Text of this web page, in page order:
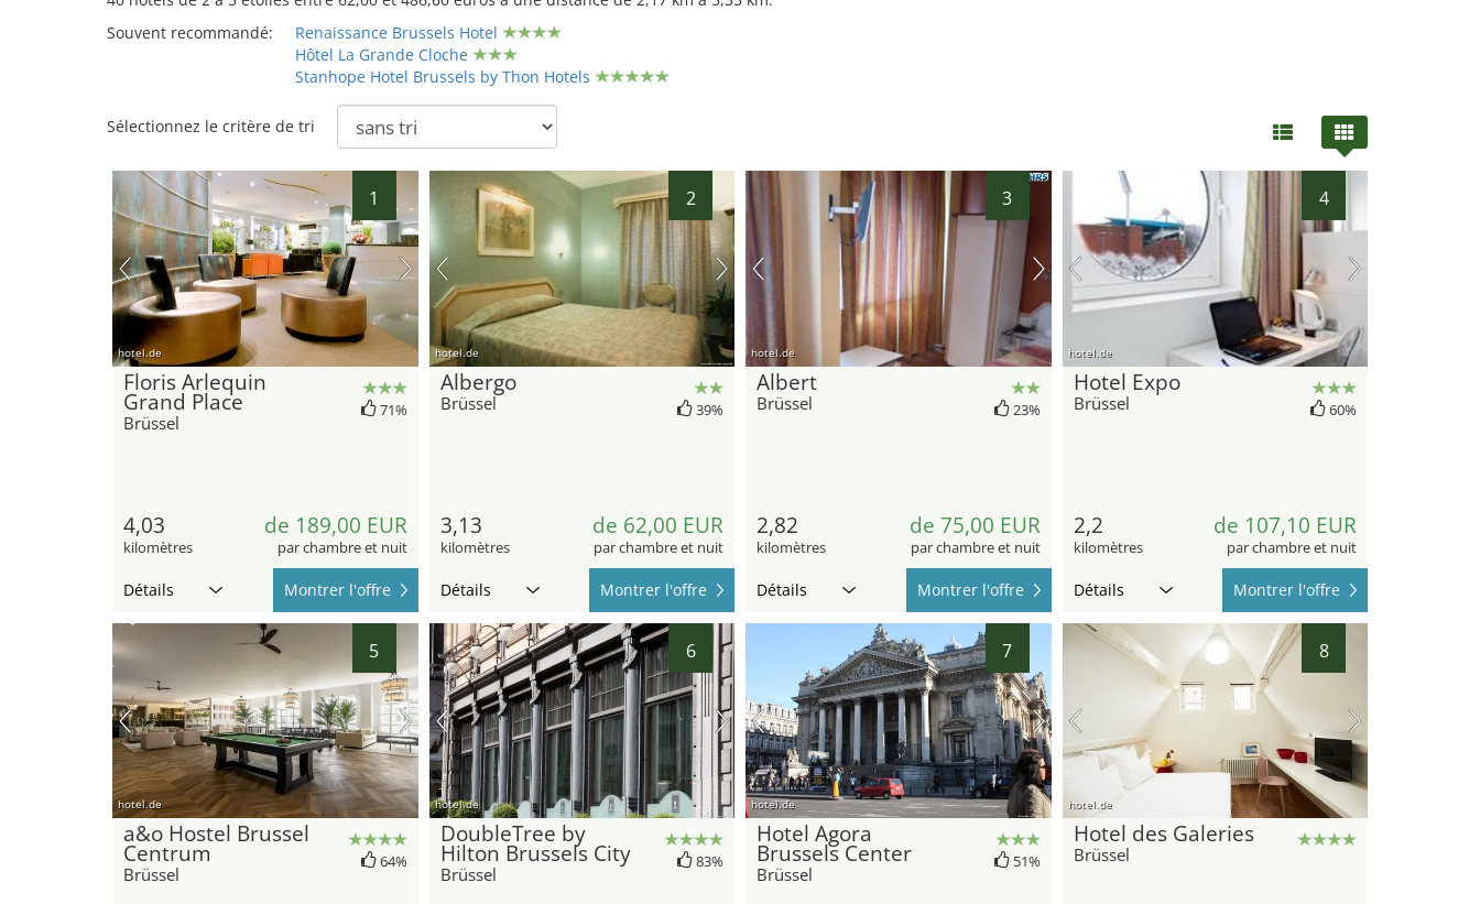
Souvent recommandé:
Renaissance Brussels Hotel
Hôtel La Grande Cloche
Stanhope Hotel Brussels by Thon Hotels
Sélectionnez le critère de tri
1
hotel.de
Floris Arlequin
Grand Place
Brüssel
71%
4,03
kilomètres
de 189,00 EUR
par chambre et nuit
Détails Montrer l'offre
2
hotel.de
Albergo
Brüssel 39%
3,13
kilomètres
de 62,00 EUR
par chambre et nuit
Détails Montrer l'offre
3
hotel.de
Albert
Brüssel 23%
2,82
kilomètres
de 75,00 EUR
par chambre et nuit
Détails Montrer l'offre
4
hotel.de
Hotel Expo
Brüssel 60%
2,2
kilomètres
de 107,10 EUR
par chambre et nuit
Détails Montrer l'offre
5
hotel.de
a&o Hostel Brussel
Centrum
Brüssel
64%
6
hotel.de
DoubleTree by
Hilton Brussels City
Brüssel
83%
7
hotel.de
Hotel Agora
Brussels Center
Brüssel
51%
8
hotel.de
Hotel des Galeries
Brüssel